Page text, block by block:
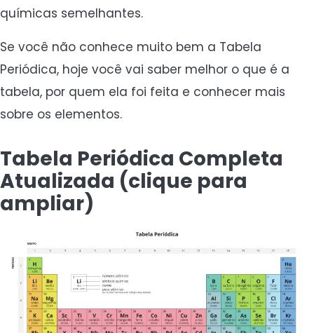
químicas semelhantes.
Se você não conhece muito bem a Tabela
Periódica, hoje você vai saber melhor o que é a
tabela, por quem ela foi feita e conhecer mais
sobre os elementos.
Tabela Periódica Completa
Atualizada (clique para
ampliar)